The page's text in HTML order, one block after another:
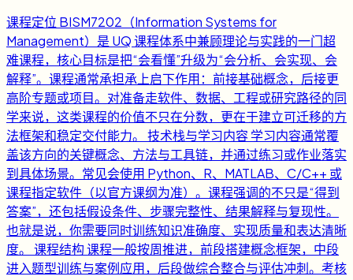
课程定位 BISM7202（Information Systems for
Management）是 UQ 课程体系中兼顾理论与实践的一门超
难课程，核心目标是把“会看懂”升级为“会分析、会实现、会
解释”。课程通常承担承上启下作用：前接基础概念，后接更
高阶专题或项目。对准备走软件、数据、工程或研究路径的同
学来说，这类课程的价值不只在分数，更在于建立可迁移的方
法框架和稳定交付能力。 技术栈与学习内容 学习内容通常覆
盖该方向的关键概念、方法与工具链，并通过练习或作业落实
到具体场景。常见会使用 Python、R、MATLAB、C/C++ 或
课程指定软件（以官方课纲为准）。课程强调的不只是“得到
答案”，还包括假设条件、步骤完整性、结果解释与复现性。
也就是说，你需要同时训练知识准确度、实现质量和表达清晰
度。 课程结构 课程一般按周推进，前段搭建概念框架，中段
进入题型训练与案例应用，后段做综合整合与评估冲刺。考核